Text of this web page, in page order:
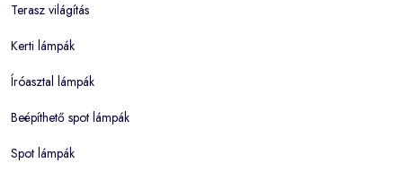
Terasz világítás
Kerti lámpák
Íróasztal lámpák
Beépíthető spot lámpák
Spot lámpák